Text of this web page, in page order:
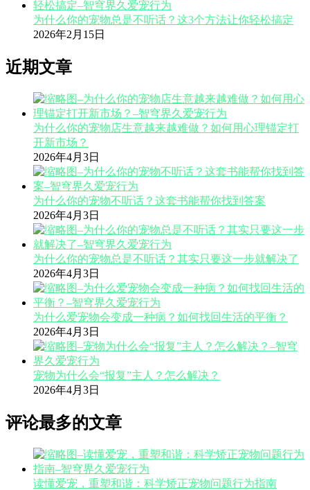
为什么你的宠物总是不听话？这3个方法让你轻松搞定
2026年2月15日
近期文章
为什么你的宠物店生意越来越难做？如何用心理锚定打
开新市场？
2026年4月3日
为什么你的宠物不听话？这套书能帮你找到答案
2026年4月3日
为什么你的宠物总是不听话？其实只要这一步就解决了
2026年4月3日
为什么爱宠物会变成一种病？如何找回生活的平衡？
2026年4月3日
宠物为什么会“报复”主人？怎么解决？
2026年4月3日
评论最多的文章
读懂爱宠，重塑和谐：科学矫正宠物问题行为指南